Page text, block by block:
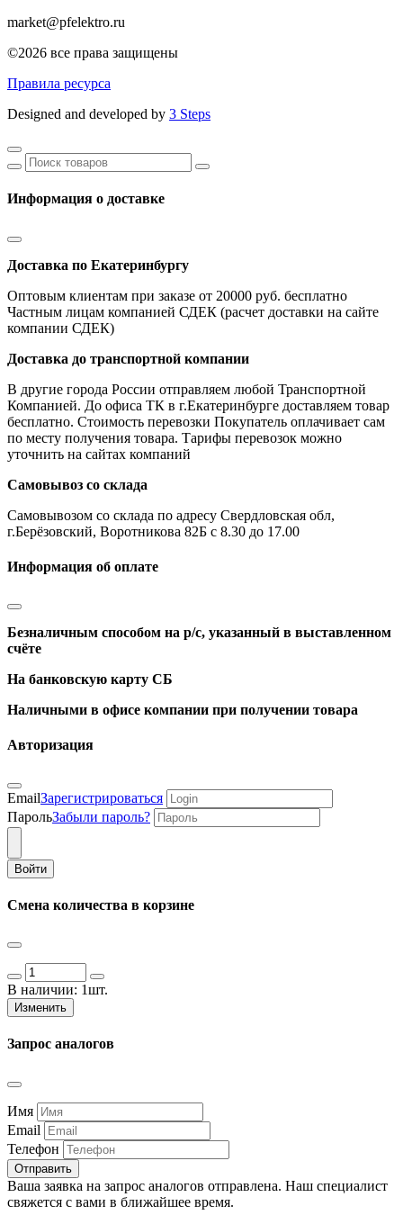
market@pfelektro.ru
©2026 все права защищены
Правила ресурса
Designed and developed by 3 Steps
Информация о доставке
Доставка по Екатеринбургу
Оптовым клиентам при заказе от 20000 руб. бесплатно
Частным лицам компанией СДЕК (расчет доставки на сайте
компании СДЕК)
Доставка до транспортной компании
В другие города России отправляем любой Транспортной
Компанией. До офиса ТК в г.Екатеринбурге доставляем товар
бесплатно. Стоимость перевозки Покупатель оплачивает сам
по месту получения товара. Тарифы перевозок можно
уточнить на сайтах компаний
Самовывоз со склада
Самовывозом со склада по адресу Свердловская обл,
г.Берёзовский, Воротникова 82Б с 8.30 до 17.00
Информация об оплате
Безналичным способом на р/с, указанный в выставленном
счёте
На банковскую карту СБ
Наличными в офисе компании при получении товара
Авторизация
EmailЗарегистрироваться
ПарольЗабыли пароль?
Войти
Смена количества в корзине
В наличии: 1шт.
Изменить
Запрос аналогов
Имя
Email
Телефон
Отправить
Ваша заявка на запрос аналогов отправлена. Наш специалист
свяжется с вами в ближайшее время.